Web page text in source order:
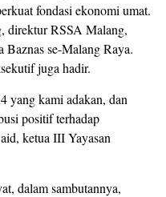
fondasi ekonomi umat.
direktur RSSA Malang,
Baznas se-Malang Raya.
juga hadir.
yang kami adakan, dan
positif terhadap
ketua III Yayasan
dalam sambutannya,